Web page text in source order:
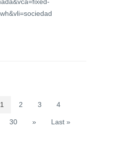
1 2 3 4
30 » Last »